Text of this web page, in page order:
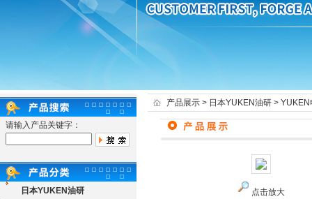
请输入产品关键字：
日本YUKEN油研
产品展示 > 日本YUKEN油研 > YUKEN
点击放大